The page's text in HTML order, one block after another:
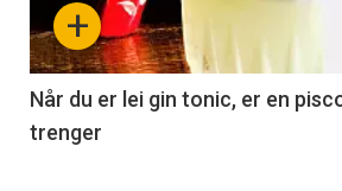
+
Når du er lei gin tonic, er en
trenger